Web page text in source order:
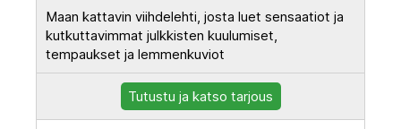
Maan kattavin viihdelehti, josta luet sensaatiot ja
kutkuttavimmat julkkisten kuulumiset,
tempaukset ja lemmenkuviot
Tutustu ja katso tarjous